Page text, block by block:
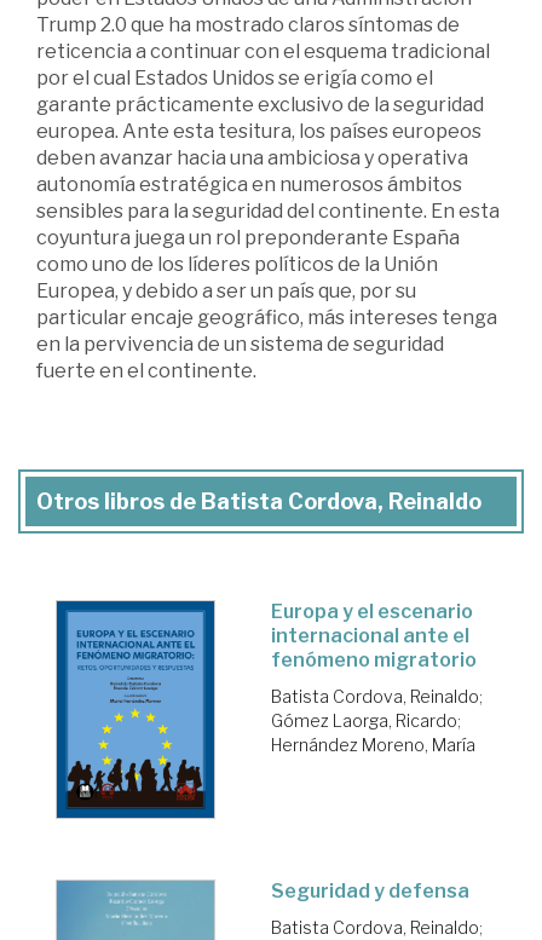
Trump 2.0 que ha mostrado claros síntomas de
reticencia a continuar con el esquema tradicional
por el cual Estados Unidos se erigía como el
garante prácticamente exclusivo de la seguridad
europea. Ante esta tesitura, los países europeos
deben avanzar hacia una ambiciosa y operativa
autonomía estratégica en numerosos ámbitos
sensibles para la seguridad del continente. En esta
coyuntura juega un rol preponderante España
como uno de los líderes políticos de la Unión
Europea, y debido a ser un país que, por su
particular encaje geográfico, más intereses tenga
en la pervivencia de un sistema de seguridad
fuerte en el continente.
Otros libros de Batista Cordova, Reinaldo
Europa y el escenario
internacional ante el
fenómeno migratorio
Batista Cordova, Reinaldo;
Gómez Laorga, Ricardo;
Hernández Moreno, María
Seguridad y defensa
Batista Cordova, Reinaldo;